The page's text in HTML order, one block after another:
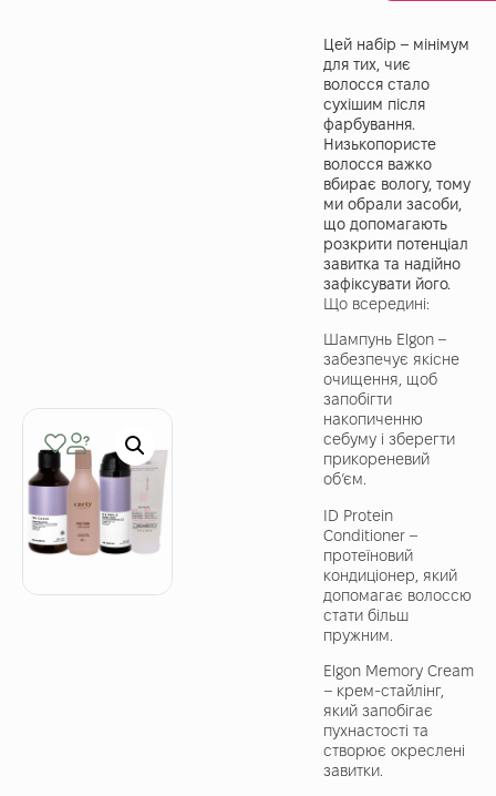
Цей набір – мінімум
для тих, чиє
волосся стало
сухішим після
фарбування.
Низькопористе
волосся важко
вбирає вологу, тому
ми обрали засоби,
що допомагають
розкрити потенціал
завитка та надійно
зафіксувати його.
Що всередині:
Шампунь Elgon –
забезпечує якісне
очищення, щоб
запобігти
накопиченню
себуму і зберегти
прикореневий
об’єм.
ID Protein
Conditioner –
протеїновий
кондиціонер, який
допомагає волоссю
стати більш
пружним.
Elgon Memory Cream
– крем-стайлінг,
який запобігає
пухнастості та
створює окреслені
завитки.